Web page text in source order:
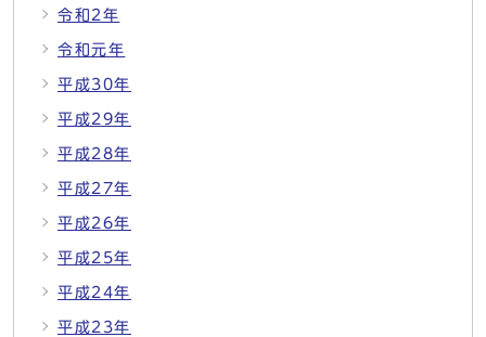
令和2年
令和元年
平成30年
平成29年
平成28年
平成27年
平成26年
平成25年
平成24年
平成23年